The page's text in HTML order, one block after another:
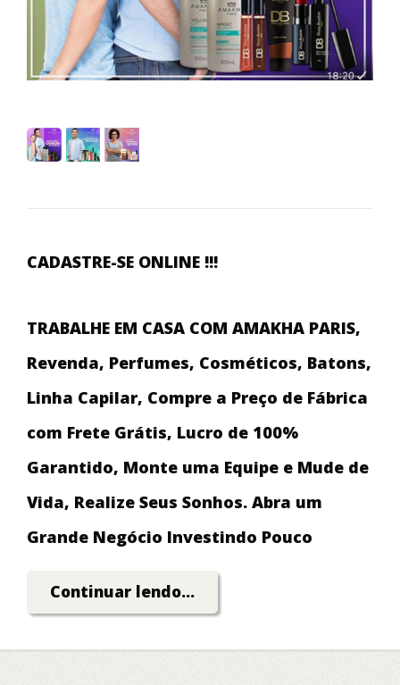
CADASTRE-SE ONLINE !!!
TRABALHE EM CASA COM AMAKHA PARIS,
Revenda, Perfumes, Cosméticos, Batons,
Linha Capilar, Compre a Preço de Fábrica
com Frete Grátis, Lucro de 100%
Garantido, Monte uma Equipe e Mude de
Vida, Realize Seus Sonhos. Abra um
Grande Negócio Investindo Pouco
Continuar lendo...